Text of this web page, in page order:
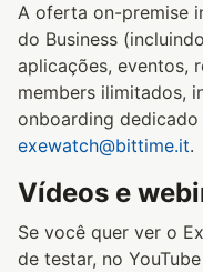
A oferta on-premise
do Business
aplicações, eventos,
members ilimitados,
onboarding dedicado
exewatch@bittime.it.
Vídeos e
Se você quer ver o
de testar, no